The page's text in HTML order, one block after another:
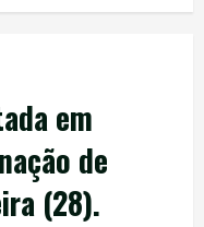
em
de
(28).